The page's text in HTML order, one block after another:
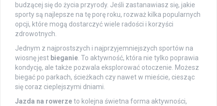
budzącej się do życia przyrody. Jeśli zastanawiasz się, jakie
sporty są najlepsze na tę porę roku, rozważ kilka popularnych
opcji, które mogą dostarczyć wiele radości i korzyści
zdrowotnych.
Jednym z najprostszych i najprzyjemniejszych sportów na
wiosnę jest bieganie. To aktywność, która nie tylko poprawia
kondycję, ale także pozwala eksplorować otoczenie. Możesz
biegać po parkach, ścieżkach czy nawet w mieście, ciesząc
się coraz cieplejszymi dniami.
Jazda na rowerzeto kolejna świetna forma aktywności,